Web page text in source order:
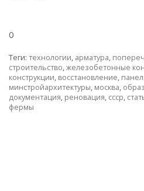
0
Теги: технологии, арматура,
строительство,железобетонные
конструкции, восстановление,
минстройархитектуры, москва,
документация, реновация, ссср,
фермы